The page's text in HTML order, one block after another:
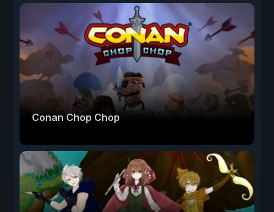
Conan Chop Chop